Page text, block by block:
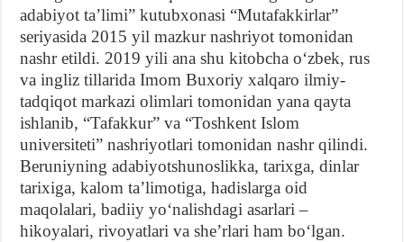
adabiyot taʼlimi” kutubxonasi “Mutafakkirlar”
seriyasida 2015 yil mazkur nashriyot tomonidan
nashr etildi. 2019 yili ana shu kitobcha oʻzbek, rus
va ingliz tillarida Imom Buxoriy xalqaro ilmiy-
tadqiqot markazi olimlari tomonidan yana qayta
ishlanib, “Tafakkur” va “Toshkent Islom
universiteti” nashriyotlari tomonidan nashr qilindi.
Beruniyning adabiyotshunoslikka, tarixga, dinlar
tarixiga, kalom taʼlimotiga, hadislarga oid
maqolalari, badiiy yoʻnalishdagi asarlari –
hikoyalari, rivoyatlari va sheʼrlari ham boʻlgan.